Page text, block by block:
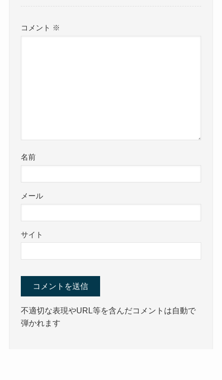
コメント ※
名前
メール
サイト
不適切な表現やURL等を含んだコメントは自動で
弾かれます